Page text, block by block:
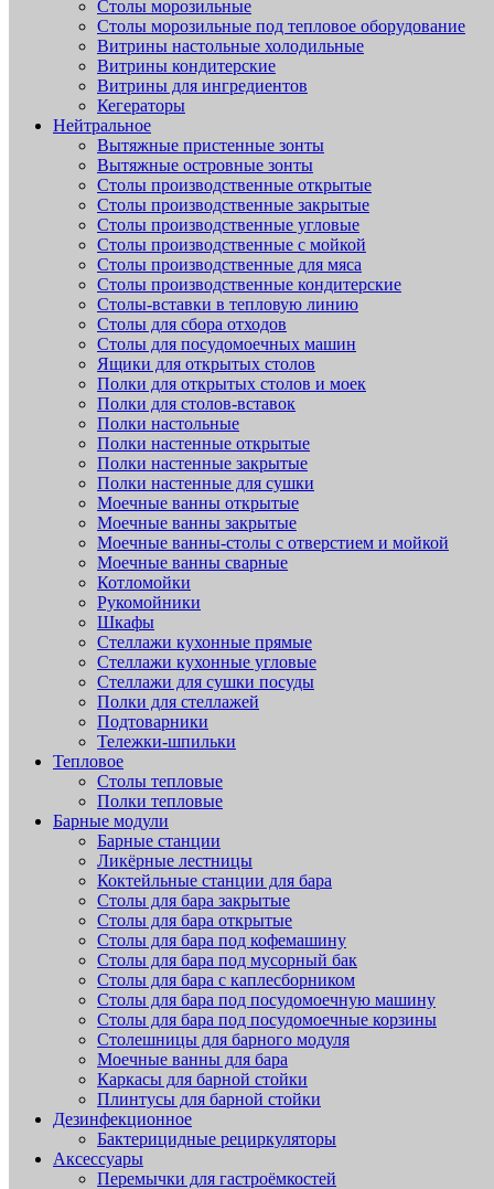
Столы морозильные
Столы морозильные под тепловое оборудование
Витрины настольные холодильные
Витрины кондитерские
Витрины для ингредиентов
Кегераторы
Нейтральное
Вытяжные пристенные зонты
Вытяжные островные зонты
Столы производственные открытые
Столы производственные закрытые
Столы производственные угловые
Столы производственные с мойкой
Столы производственные для мяса
Столы производственные кондитерские
Столы-вставки в тепловую линию
Столы для сбора отходов
Столы для посудомоечных машин
Ящики для открытых столов
Полки для открытых столов и моек
Полки для столов-вставок
Полки настольные
Полки настенные открытые
Полки настенные закрытые
Полки настенные для сушки
Моечные ванны открытые
Моечные ванны закрытые
Моечные ванны-столы с отверстием и мойкой
Моечные ванны сварные
Котломойки
Рукомойники
Шкафы
Стеллажи кухонные прямые
Стеллажи кухонные угловые
Стеллажи для сушки посуды
Полки для стеллажей
Подтоварники
Тележки-шпильки
Тепловое
Столы тепловые
Полки тепловые
Барные модули
Барные станции
Ликёрные лестницы
Коктейльные станции для бара
Столы для бара закрытые
Столы для бара открытые
Столы для бара под кофемашину
Столы для бара под мусорный бак
Столы для бара с каплесборником
Столы для бара под посудомоечную машину
Столы для бара под посудомоечные корзины
Столешницы для барного модуля
Моечные ванны для бара
Каркасы для барной стойки
Плинтусы для барной стойки
Дезинфекционное
Бактерицидные рециркуляторы
Аксессуары
Перемычки для гастроёмкостей